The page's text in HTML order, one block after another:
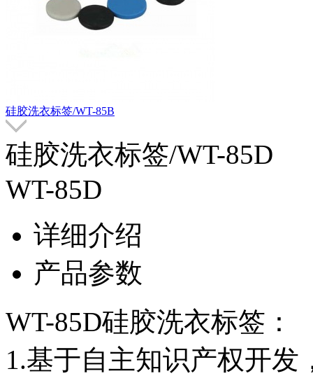
硅胶洗衣标签/WT-85B
硅胶洗衣标签/WT-85D
WT-85D
详细介绍
产品参数
​WT-85D硅胶洗衣标签：
1.基于自主知识产权开